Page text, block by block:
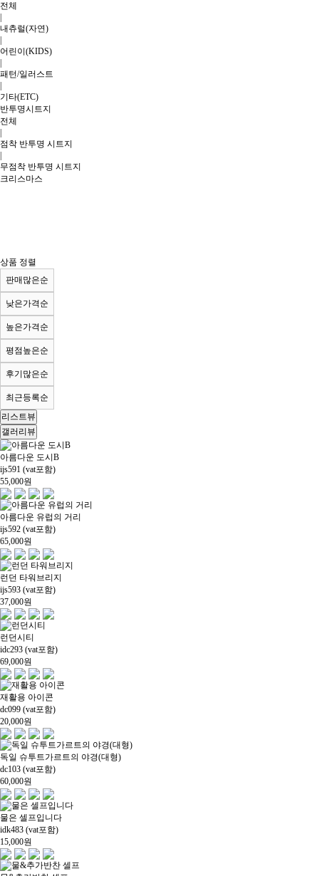
전체
내츄럴(자연)
어린이(KIDS)
패턴/일러스트
기타(ETC)
반투명시트지
전체
점착 반투명 시트지
무점착 반투명 시트지
크리스마스
상품 정렬
판매많은순
낮은가격순
높은가격순
평점높은순
후기많은순
최근등록순
리스트뷰
갤러리뷰
아름다운 도시B
ijs591 (vat포함)
55,000원
아름다운 유럽의 거리
ijs592 (vat포함)
65,000원
런던 타워브리지
ijs593 (vat포함)
37,000원
런던시티
idc293 (vat포함)
69,000원
재활용 아이콘
dc099 (vat포함)
20,000원
독일 슈투트가르트의 야경(대형)
dc103 (vat포함)
60,000원
물은 셀프입니다
idk483 (vat포함)
15,000원